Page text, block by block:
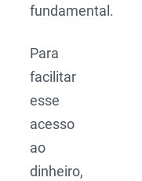
fundamental.
Para
facilitar
esse
acesso
ao
dinheiro,